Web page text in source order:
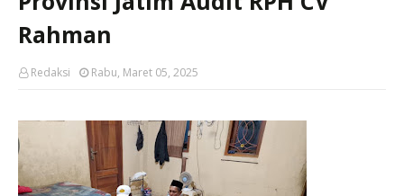
Rahman
Redaksi Rabu, Maret 05, 2025